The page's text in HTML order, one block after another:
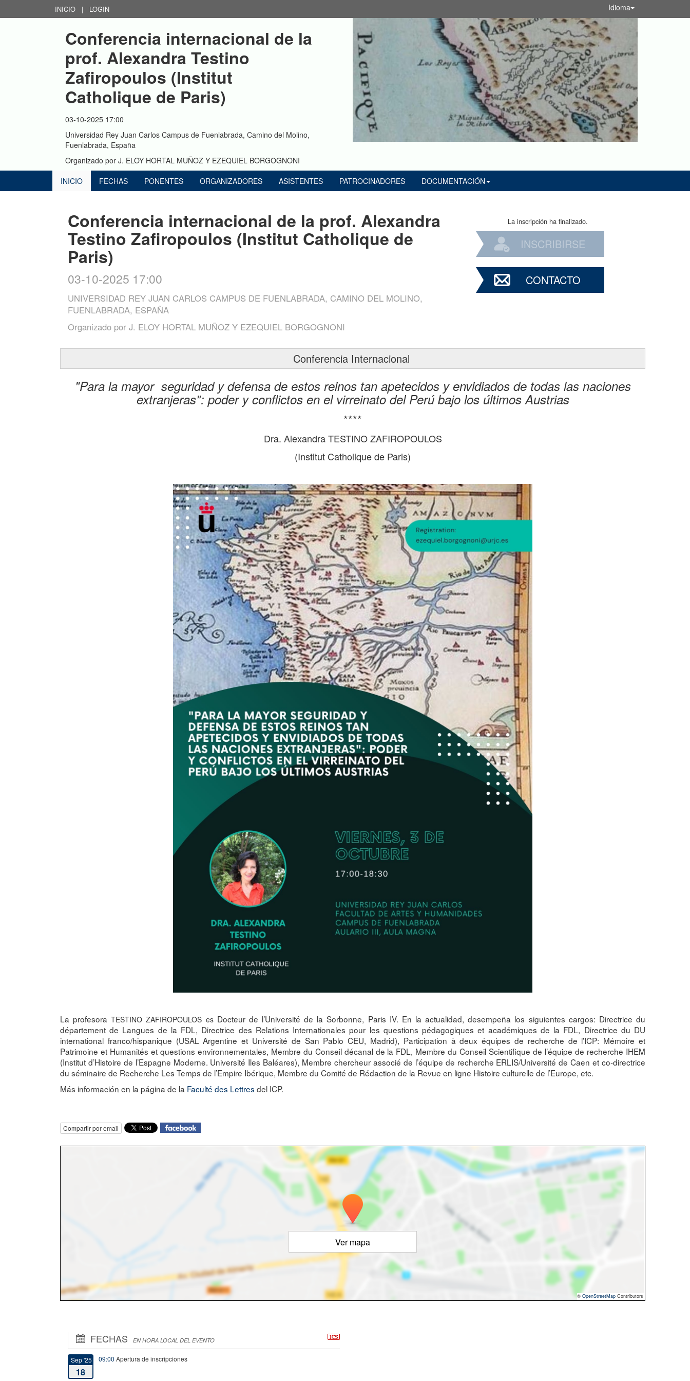
INICIO | LOGIN Idioma
Conferencia internacional de la
prof. Alexandra Testino
Zafiropoulos (Institut
Catholique de Paris)
03-10-2025 17:00
Universidad Rey Juan Carlos Campus de Fuenlabrada, Camino del Molino,
Fuenlabrada, España
Organizado por J. ELOY HORTAL MUÑOZ Y EZEQUIEL BORGOGNONI
INICIO
FECHAS PONENTES ORGANIZADORES ASISTENTES PATROCINADORES DOCUMENTACIÓN
Conferencia internacional de la prof. Alexandra
Testino Zafiropoulos (Institut Catholique de
Paris)
03-10-2025 17:00
UNIVERSIDAD REY JUAN CARLOS CAMPUS DE FUENLABRADA, CAMINO DEL MOLINO,
FUENLABRADA, ESPAÑA
Organizado por J. ELOY HORTAL MUÑOZ Y EZEQUIEL BORGOGNONI
La inscripción ha finalizado.
INSCRIBIRSE
CONTACTO
Conferencia Internacional
"Para la mayor seguridad y defensa de estos reinos tan apetecidos y envidiados de todas las naciones
extranjeras": poder y conflictos en el virreinato del Perú bajo los últimos Austrias
****
Dra. Alexandra TESTINO ZAFIROPOULOS
(Institut Catholique de Paris)
La profesoraTESTINO ZAFIROPOULOS es Docteur de l’Université de la Sorbonne, Paris IV. En la actualidad, desempeña los siguientes cargos: Directrice du
département de Langues de la FDL, Directrice des Relations Internationales pour les questions pédagogiques et académiques de la FDL, Directrice du DU
international franco/hispanique (USAL Argentine et Université de San Pablo CEU, Madrid), Participation à deux équipes de recherche de l’ICP: Mémoire et
Patrimoine et Humanités et questions environnementales, Membre du Conseil décanal de la FDL, Membre du Conseil Scientifique de l’équipe de recherche IHEM
(Institut d’Histoire de l’Espagne Moderne. Université Iles Baléares), Membre chercheur associé de l’équipe de recherche ERLIS/Université de Caen et co-directrice
du séminaire de Recherche Les Temps de l’Empire Ibérique, Membre du Comité de Rédaction de la Revue en ligne Histoire culturelle de l’Europe, etc.
Más información en la página de la Faculté des Lettres del ICP.
Compartir por email
Ver mapa
© OpenStreetMap Contributors
FECHAS EN HORA LOCAL DEL EVENTO
Sep '25
18
09:00 Apertura de inscripciones